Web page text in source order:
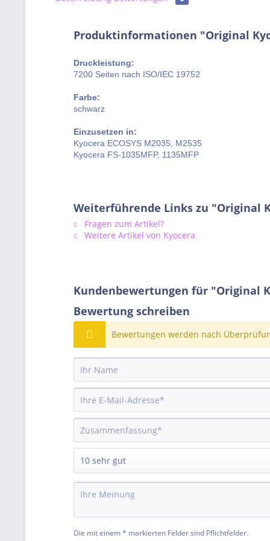
Produktinformationen "Original
Druckleistung:
7200 Seiten nach ISO/IEC 19752
Farbe:
schwarz
Einzusetzen in:
Kyocera ECOSYS M2035, M2535
Kyocera FS-1035MFP, 1135MFP
Weiterführende Links zu "Original
Fragen zum Artikel?
Weitere Artikel von Kyocera
Kundenbewertungen für "Original
Bewertung schreiben
Bewertungen werden nach
Die mit einem * markierten Felder sind Pflichtfelder.